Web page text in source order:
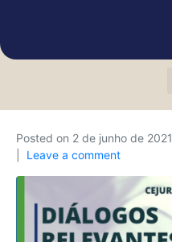
Posted on 2 de junho de 2021
Leave a comment